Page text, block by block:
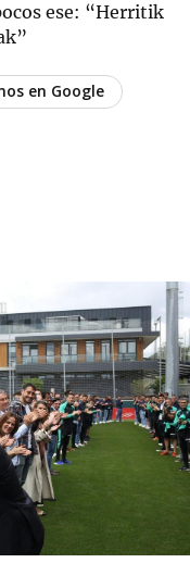
ese: “Herritik
en Google